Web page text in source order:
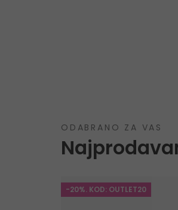
ODABRANO ZA VAS
-20%. KOD: OUTLET20